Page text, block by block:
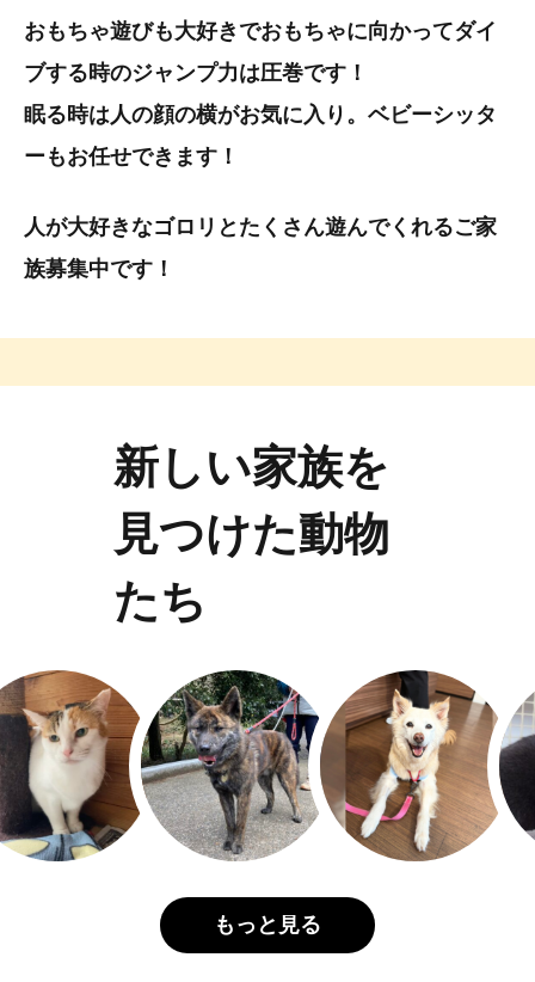
おもちゃ遊びも大好きでおもちゃに向かってダイ
ブする時のジャンプ力は圧巻です！
眠る時は人の顔の横がお気に入り。ベビーシッタ
ーもお任せできます！
人が大好きなゴロリとたくさん遊んでくれるご家
族募集中です！
新しい家族を
見つけた動物
たち
もっと見る